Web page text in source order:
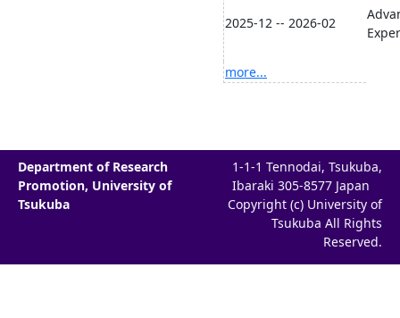
2025-12 -- 2026-02
more...
Department of Research
Promotion, University of
Tsukuba
1-1-1 Tennodai, Tsukuba,
Ibaraki 305-8577 Japan
Copyright (c) University of
Tsukuba All Rights
Reserved.